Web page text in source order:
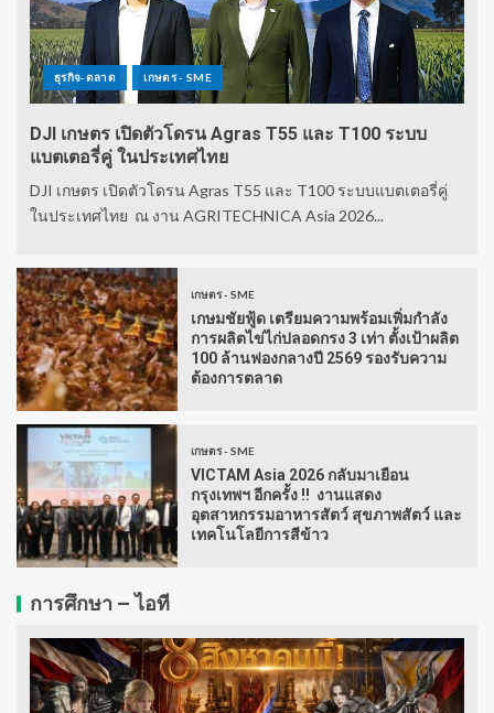
ธุรกิจ-ตลาด เกษตร - SME
DJI เกษตร เปิดตัวโดรน Agras T55 และ T100 ระบบ
แบตเตอรี่คู่ ในประเทศไทย
DJI เกษตร เปิดตัวโดรน Agras T55 และ T100 ระบบแบตเตอรี่คู่
ในประเทศไทย ณ งาน AGRITECHNICA Asia 2026...
เกษตร - SME
เกษมชัยฟู้ด เตรียมความพร้อมเพิ่มกำลัง
การผลิตไข่ไก่ปลอดกรง 3 เท่า ตั้งเป้าผลิต
100 ล้านฟองกลางปี 2569 รองรับความ
ต้องการตลาด
เกษตร - SME
VICTAM Asia 2026 กลับมาเยือน
กรุงเทพฯ อีกครั้ง !! งานแสดง
อุตสาหกรรมอาหารสัตว์ สุขภาพสัตว์ และ
เทคโนโลยีการสีข้าว
การศึกษา – ไอที